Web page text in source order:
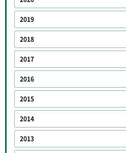
2019
2018
2017
2016
2015
2014
2013